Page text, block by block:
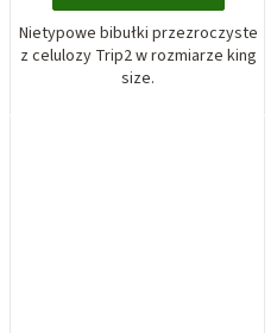
Nietypowe bibułki przezroczyste
z celulozy Trip2 w rozmiarze king
size.